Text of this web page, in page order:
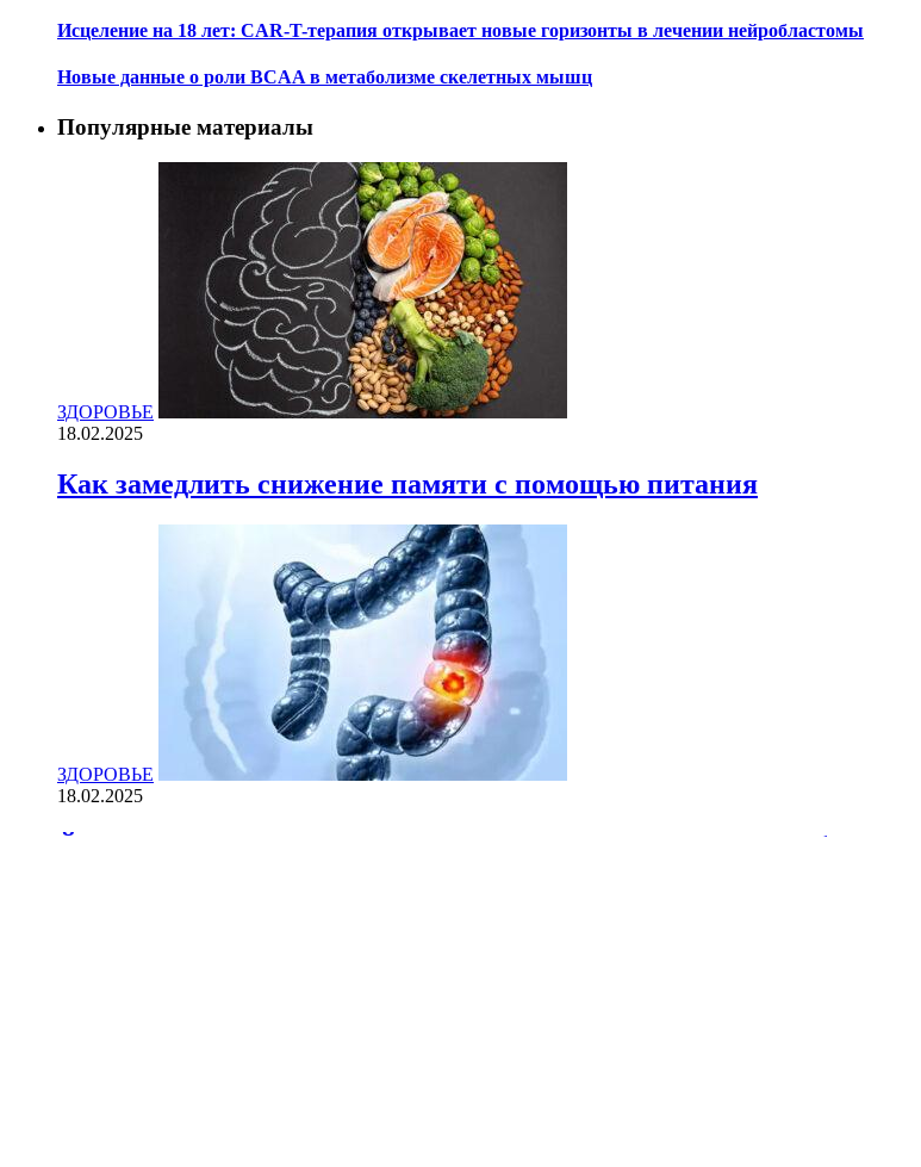
Исцеление на 18 лет: CAR-T-терапия открывает новые горизонты в лечении нейробластомы
Новые данные о роли BCAA в метаболизме скелетных мышц
Популярные материалы
ЗДОРОВЬЕ
18.02.2025
Как замедлить снижение памяти с помощью питания
ЗДОРОВЬЕ
18.02.2025
Йогурт против рака: научные доказательства пользы пробиотиков